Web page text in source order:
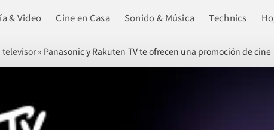
& Video Cine en Casa Sonido & Música Technics
televisor» Panasonic y Rakuten TV te ofrecen una promoción de cine